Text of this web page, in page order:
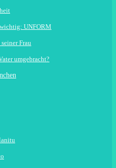
UNFORM
Frau
umgebracht?